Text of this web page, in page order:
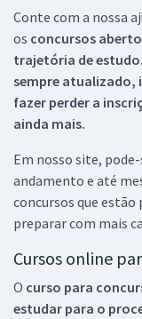
Conte com a nossa
os concursos
trajetória de
sempre atualizado,
fazer perder a
ainda mais.
Em nosso site,
andamento e até
concursos que estão
preparar com mais
Cursos online
O curso para
estudar para o